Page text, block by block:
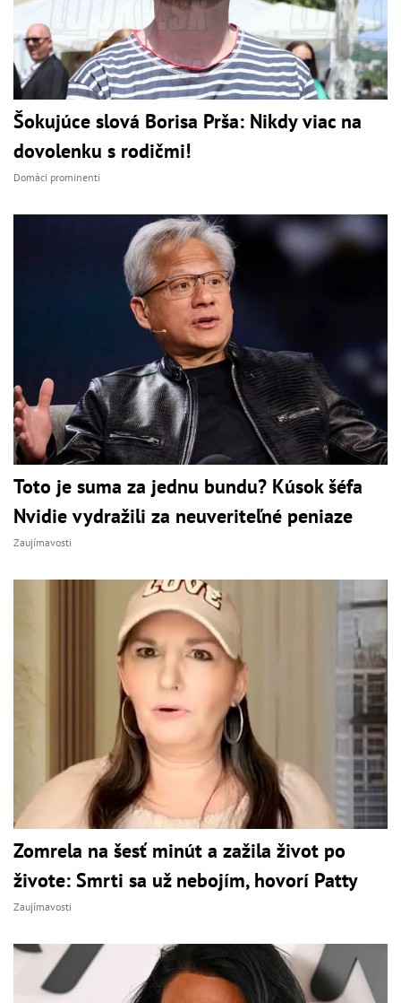
Šokujúce slová Borisa Prša: Nikdy viac na
dovolenku s rodičmi!
Domáci prominenti
Toto je suma za jednu bundu? Kúsok šéfa
Nvidie vydražili za neuveriteľné peniaze
Zaujímavosti
Zomrela na šesť minút a zažila život po
živote: Smrti sa už nebojím, hovorí Patty
Zaujímavosti